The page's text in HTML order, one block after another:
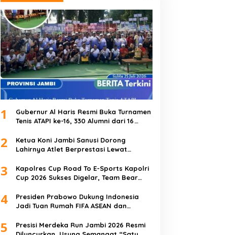
1
Gubernur Al Haris Resmi Buka Turnamen
Tenis ATAPI ke-16, 330 Alumni dari 16
2
Ketua Koni Jambi Sanusi Dorong
Lahirnya Atlet Berprestasi Lewat
3
Kapolres Cup Road To E-Sports Kapolri
Cup 2026 Sukses Digelar, Team Bear
4
Presiden Prabowo Dukung Indonesia
Jadi Tuan Rumah FIFA ASEAN dan
Dunia 2030
5
Presisi Merdeka Run Jambi 2026 Resmi